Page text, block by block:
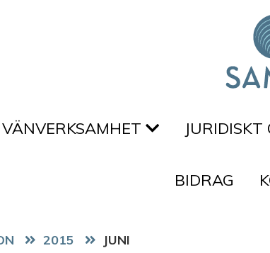
VÄNVERKSAMHET JURIDISKT
BIDRAG
2015 JUNI